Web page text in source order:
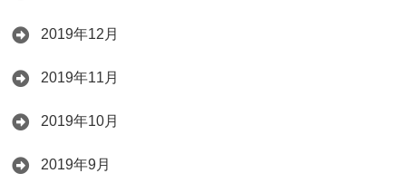
2019年12月
2019年11月
2019年10月
2019年9月